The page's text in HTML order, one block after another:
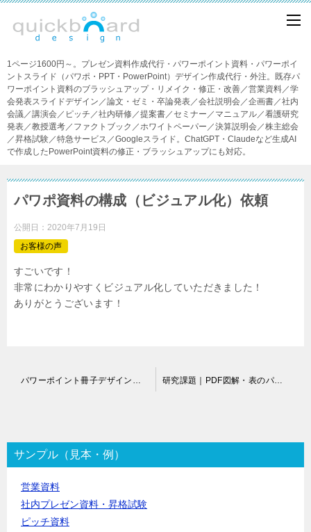
1ページ1600円～。プレゼン資料作成代行・パワーポイント資料・パワーポイ
ントスライド（パワポ・PPT・PowerPoint）デザイン作成代行・外注。既存パ
ワーポイント資料のブラッシュアップ・リメイク・修正・改善／営業資料／学
会発表スライドデザイン／論文・ゼミ・卒論発表／会社説明会／企画書／社内
会議／講演会／ピッチ／社内研修／提案書／セミナー／マニュアル／看護研究
発表／教授選考／ファクトブック／ホワイトペーパー／決算説明会／株主総会
／昇格試験／特急サービス／Googleスライド。ChatGPT・Claudeなど生成AI
で作成したPowerPoint資料の修正・ブラッシュアップにも対応。
パワポ資料の構成（ビジュアル化）依頼
公開日： 2020年7月19日
お客様の声
すごいです！
非常にわかりやすくビジュアル化していただきました！
ありがとうございます！
ゲ
ー
シ
研究課題｜PDF図解・表のパワポ変換（再作成）依頼
サンプル（見本・例）
営業資料
社内プレゼン資料・昇格試験
ピッチ資料